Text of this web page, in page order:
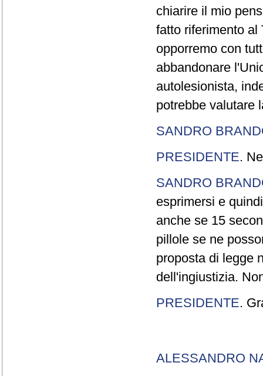
chiarire il mio
fatto riferimento al
opporremo con
abbandonare
autolesionista,
potrebbe valutare
SANDRO
PRESIDENTE.
SANDRO
esprimersi e
anche se 15
pillole se ne
proposta di legge
dell'ingiustizia.
PRESIDENTE.
ALESSANDRO